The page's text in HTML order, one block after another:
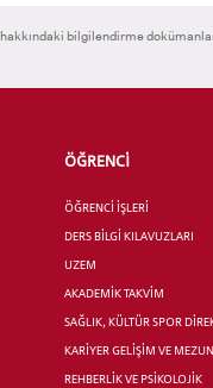
hakkındaki bilgilendirme
ÖĞRENCİ
ÖĞRENCİ İŞLERİ
DERS BİLGİ KILAVUZLARI
UZEM
AKADEMİK TAKVİM
SAĞLIK, KÜLTÜR SPOR
KARİYER GELİŞİM VE
REHBERLİK VE PSİKOLOJİK